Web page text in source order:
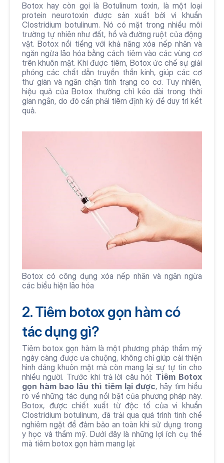
Botox hay còn gọi là Botulinum toxin, là một loại
protein neurotoxin được sản xuất bởi vi khuẩn
Clostridium botulinum. Nó có mặt trong nhiều môi
trường tự nhiên như đất, hồ và đường ruột của động
vật. Botox nổi tiếng với khả năng xóa nếp nhăn và
ngăn ngừa lão hóa bằng cách tiêm vào các vùng cơ
trên khuôn mặt. Khi được tiêm, Botox ức chế sự giải
phóng các chất dẫn truyền thần kinh, giúp các cơ
thư giãn và ngăn chặn tình trạng co cơ. Tuy nhiên,
hiệu quả của Botox thường chỉ kéo dài trong thời
gian ngắn, do đó cần phải tiêm định kỳ để duy trì kết
quả.
Botox có công dụng xóa nếp nhăn và ngăn ngừa
các biểu hiện lão hóa
2. Tiêm botox gọn hàm có
tác dụng gì?
Tiêm botox gọn hàm là một phương pháp thẩm mỹ
ngày càng được ưa chuộng, không chỉ giúp cải thiện
hình dáng khuôn mặt mà còn mang lại sự tự tin cho
nhiều người. Trước khi trả lời câu hỏi: Tiêm Botox
gọn hàm bao lâu thì tiêm lại được, hãy tìm hiểu
rõ về những tác dụng nổi bật của phương pháp này.
Botox, được chiết xuất từ độc tố của vi khuẩn
Clostridium botulinum, đã trải qua quá trình tinh chế
nghiêm ngặt để đảm bảo an toàn khi sử dụng trong
y học và thẩm mỹ. Dưới đây là những lợi ích cụ thể
mà tiêm botox gọn hàm mang lại: